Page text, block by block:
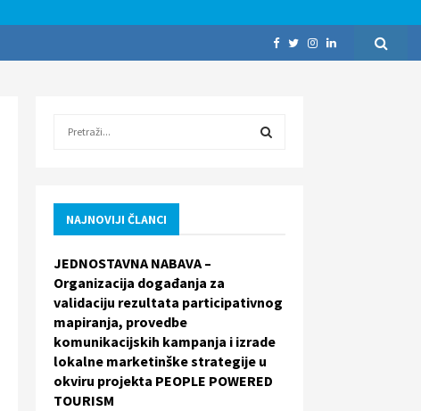
f
r
:
C
H
NAJNOVIJI ČLANCI
JEDNOSTAVNA NABAVA –
Organizacija događanja za
validaciju rezultata participativnog
mapiranja, provedbe
komunikacijskih kampanja i izrade
lokalne marketinške strategije u
okviru projekta PEOPLE POWERED
TOURISM